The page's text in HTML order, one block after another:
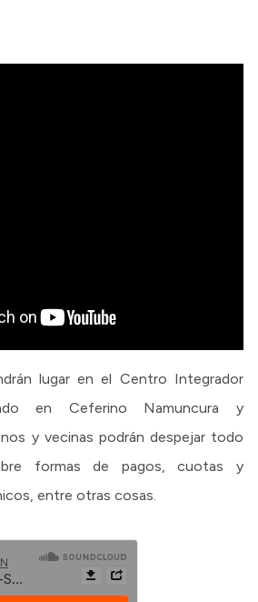
lugar en el Centro Integrador
en Ceferino Namuncura y
y vecinas podrán despejar todo
formas de pagos, cuotas y
entre otras cosas.